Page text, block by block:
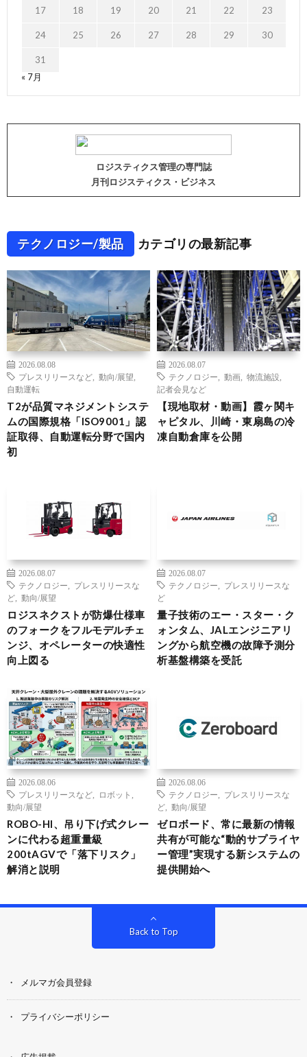
17 18 19 20 21 22 23
24 25 26 27 28 29 30
31
« 7月
ロジスティクス管理の専門誌
月刊ロジスティクス・ビジネス
テクノロジー/製品 カテゴリの最新記事
2026.08.08
プレスリリースなど
動向/展望
自動運転
T2が品質マネジメントシステ
ムの国際規格「ISO9001」認
証取得、自動運転分野で国内
初
2026.08.07
テクノロジー
動画 物流施設
記者会見など
【現地取材・動画】霞ヶ関キ
ャピタル、川崎・東扇島の冷
凍自動倉庫を公開
2026.08.07
テクノロジー
プレスリリースな
ど
動向/展望
ロジスネクストが防爆仕様車
のフォークをフルモデルチェ
ンジ、オペレーターの快適性
向上図る
2026.08.07
テクノロジー
プレスリリースな
ど
量子技術のエー・スター・ク
ォンタム、JALエンジニアリ
ングから航空機の故障予測分
析基盤構築を受託
2026.08.06
プレスリリースなど
ロボット
動向/展望
ROBO-HI、吊り下げ式クレー
ンに代わる超重量級
200tAGVで「落下リスク」
解消と説明
2026.08.06
テクノロジー
プレスリリースな
ど
動向/展望
ゼロボード、常に最新の情報
共有が可能な“動的サプライヤ
ー管理”実現する新システムの
提供開始へ
Back to Top
メルマガ会員登録
プライバシーポリシー